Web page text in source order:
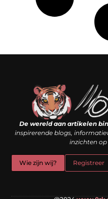
De wereld aan artikelen
inspirerende blogs,
inzichten op
Wie zijn wij? Registreer